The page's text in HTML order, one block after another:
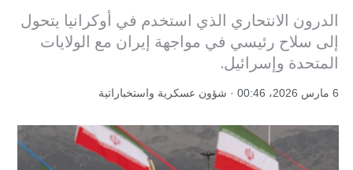
الدرون الانتحاري الذي استخدم في أوكرانيا يتحول
إلى سلاح رئيسي في مواجهة إيران مع الولايات
المتحدة وإسرائيل.
6 مارس 2026، 00:46 · شؤون عسكرية واستخباراتية